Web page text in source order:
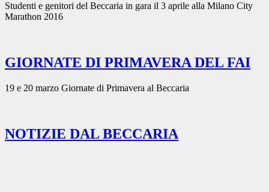
Studenti e genitori del Beccaria in gara il 3 aprile alla Milano City
Marathon 2016
GIORNATE DI PRIMAVERA DEL FAI
19 e 20 marzo Giornate di Primavera al Beccaria
NOTIZIE DAL BECCARIA